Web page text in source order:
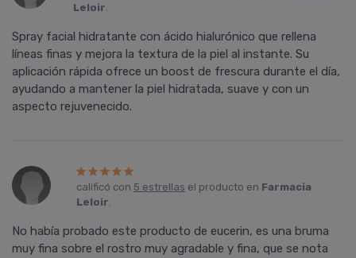
Leloir.
Spray facial hidratante con ácido hialurónico que rellena
líneas finas y mejora la textura de la piel al instante. Su
aplicación rápida ofrece un boost de frescura durante el día,
ayudando a mantener la piel hidratada, suave y con un
aspecto rejuvenecido.
calificó con 5 estrellas el producto en Farmacia
Leloir.
No había probado este producto de eucerin, es una bruma
muy fina sobre el rostro muy agradable y fina, que se nota